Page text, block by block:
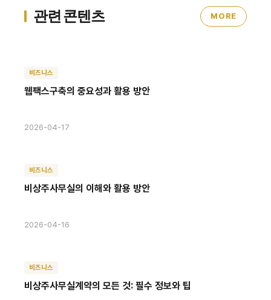
관련 콘텐츠 MORE
비즈니스
웹팩스구축의 중요성과 활용 방안
2026-04-17
비즈니스
비상주사무실의 이해와 활용 방안
2026-04-16
비즈니스
비상주사무실계약의 모든 것: 필수 정보와 팁